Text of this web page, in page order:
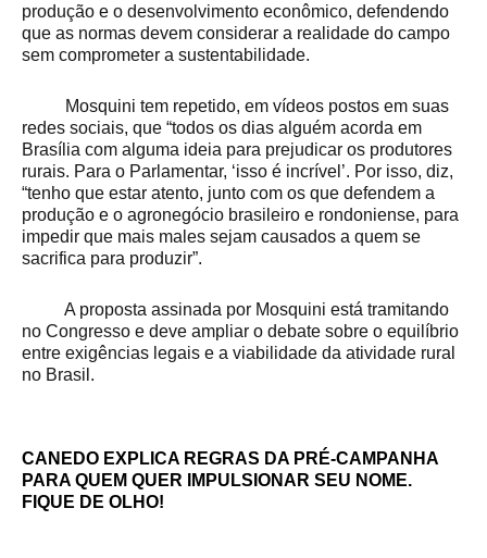
produção e o desenvolvimento econômico, defendendo
que as normas devem considerar a realidade do campo
sem comprometer a sustentabilidade.
Mosquini tem repetido, em vídeos postos em suas
redes sociais, que “todos os dias alguém acorda em
Brasília com alguma ideia para prejudicar os produtores
rurais. Para o Parlamentar, ‘isso é incrível’. Por isso, diz,
“tenho que estar atento, junto com os que defendem a
produção e o agronegócio brasileiro e rondoniense, para
impedir que mais males sejam causados a quem se
sacrifica para produzir”.
A proposta assinada por Mosquini está tramitando
no Congresso e deve ampliar o debate sobre o equilíbrio
entre exigências legais e a viabilidade da atividade rural
no Brasil.
CANEDO EXPLICA REGRAS DA PRÉ-CAMPANHA
PARA QUEM QUER IMPULSIONAR SEU NOME.
FIQUE DE OLHO!